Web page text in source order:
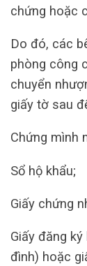
chứng hoặc
Do đó, các
phòng công
chuyển
giấy tờ sau
Chứng mình
Sổ hộ khẩu;
Giấy chứng
Giấy đăng
đình) hoặc